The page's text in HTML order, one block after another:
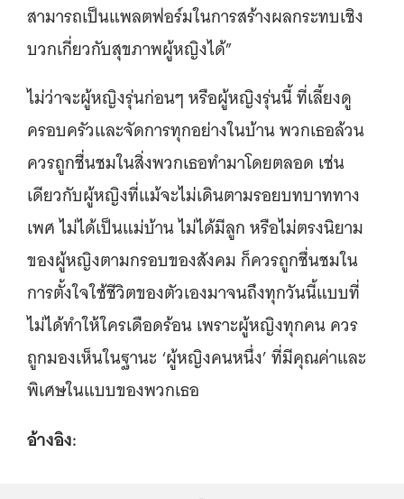
สามารถเป็นแพลตฟอร์มในการสร้างผลกระทบเชิง
บวกเกี่ยวกับสุขภาพผู้หญิงได้”
ไม่ว่าจะผู้หญิงรุ่นก่อนๆ หรือผู้หญิงรุ่นนี้ ที่เลี้ยงดู
ครอบครัวและจัดการทุกอย่างในบ้าน พวกเธอล้วน
ควรถูกชื่นชมในสิ่งพวกเธอทำมาโดยตลอด เช่น
เดียวกับผู้หญิงที่แม้จะไม่เดินตามรอยบทบาททาง
เพศ ไม่ได้เป็นแม่บ้าน ไม่ได้มีลูก หรือไม่ตรงนิยาม
ของผู้หญิงตามกรอบของสังคม ก็ควรถูกชื่นชมใน
การตั้งใจใช้ชีวิตของตัวเองมาจนถึงทุกวันนี้แบบที่
ไม่ได้ทำให้ใครเดือดร้อน เพราะผู้หญิงทุกคน ควร
ถูกมองเห็นในฐานะ ‘ผู้หญิงคนหนึ่ง’ ที่มีคุณค่าและ
พิเศษในแบบของพวกเธอ
อ้างอิง: